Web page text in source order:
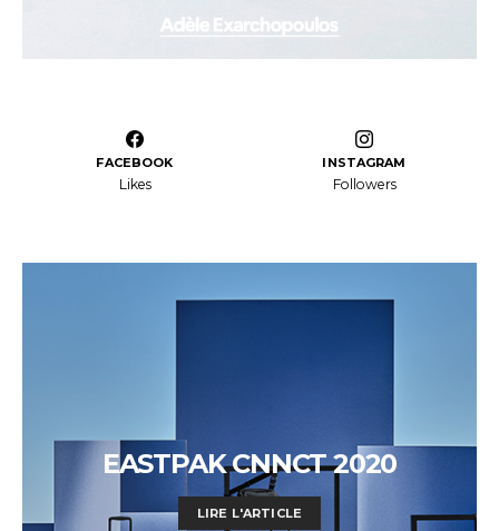
FACEBOOK
Likes
INSTAGRAM
Followers
EASTPAK CNNCT 2020
LIRE L'ARTICLE